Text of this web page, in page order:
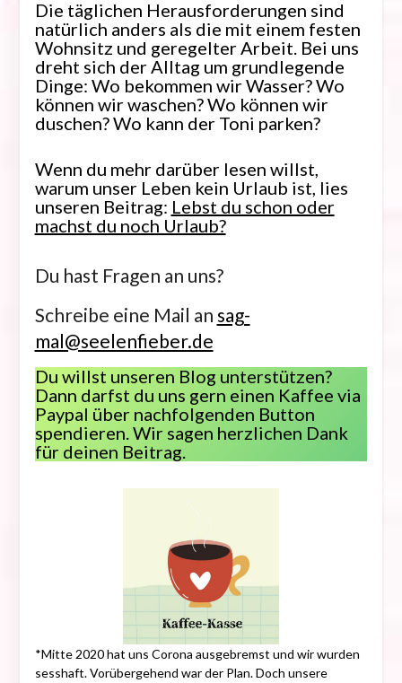
Die täglichen Herausforderungen sind
natürlich anders als die mit einem festen
Wohnsitz und geregelter Arbeit. Bei uns
dreht sich der Alltag um grundlegende
Dinge: Wo bekommen wir Wasser? Wo
können wir waschen? Wo können wir
duschen? Wo kann der Toni parken?
Wenn du mehr darüber lesen willst,
warum unser Leben kein Urlaub ist, lies
unseren Beitrag: Lebst du schon oder
machst du noch Urlaub?
Du hast Fragen an uns?
Schreibe eine Mail an sag-
mal@seelenfieber.de
Du willst unseren Blog unterstützen?
Dann darfst du uns gern einen Kaffee via
Paypal über nachfolgenden Button
spendieren. Wir sagen herzlichen Dank
für deinen Beitrag.
*Mitte 2020 hat uns Corona ausgebremst und wir wurden
sesshaft. Vorübergehend war der Plan. Doch unsere